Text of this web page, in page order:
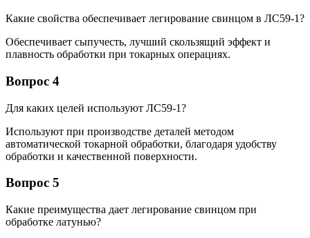
Какие свойства обеспечивает легирование свинцом в ЛС59-1?
Обеспечивает сыпучесть, лучший скользящий эффект и
плавность обработки при токарных операциях.
Вопрос 4
Для каких целей используют ЛС59-1?
Используют при производстве деталей методом
автоматической токарной обработки, благодаря удобству
обработки и качественной поверхности.
Вопрос 5
Какие преимущества дает легирование свинцом при
обработке латунью?